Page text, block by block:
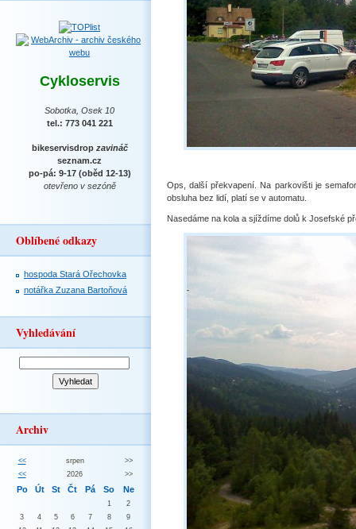
Ops, další překvapení. Na parkovišti je
obsluha bez lidí, platí se v automatu.
Nasedáme na kola a sjíždíme dolů k Josefské
Cykloservis
Sobotka, Osek 10
tel.: 773 041 221
bikeservisdrop zavináč
seznam.cz
po-pá: 9-17 (oběd 12-13)
otevřeno v sezóně
Oblíbené odkazy
hospoda Stará Ořechovka
notářka Zuzana Bartoňová
Vyhledávání
Archiv
<< srpen
>>
<<
2026 >>
Po Út St Čt Pá So Ne
1
2
3
4 5 6 7 8
9